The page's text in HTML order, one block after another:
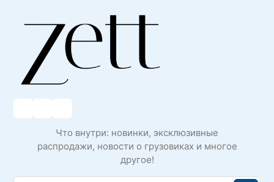
Что внутри: новинки, эксклюзивные
распродажи, новости о грузовиках и многое
другое!